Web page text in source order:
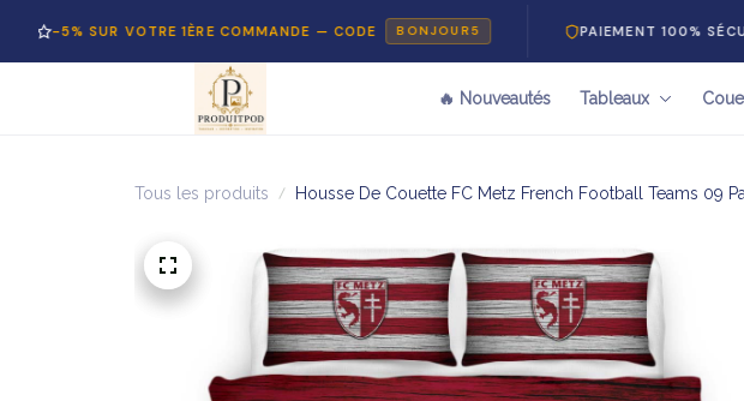
SUR VOTRE 1ÈRE COMMANDE — CODE BONJOUR5 PAIEMENT 100% SÉCURISÉ
🔥 Nouveautés Tableaux
Tous les produits Housse De Couette FC Metz French Football Teams 09